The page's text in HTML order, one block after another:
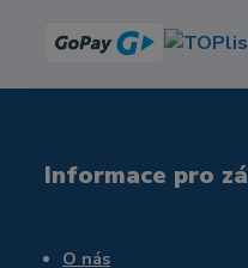
Informace pro
O nás